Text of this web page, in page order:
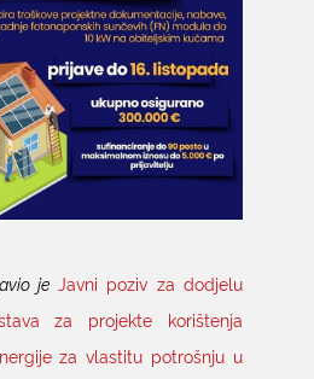
je Javni poziv za dodjelu
za projekte korištenja
za vlastitu potrošnju u